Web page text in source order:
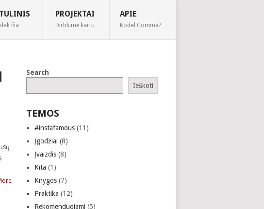
čia
PROJEKTAI
Dirbkime kartu
APIE
Kodėl Comma?
Search
Ieškoti
TEMOS
#instafamous (11)
Įgūdžiai (8)
Įvaizdis (8)
Kita (1)
Knygos (7)
Praktika (12)
Rekomenduojami (5)